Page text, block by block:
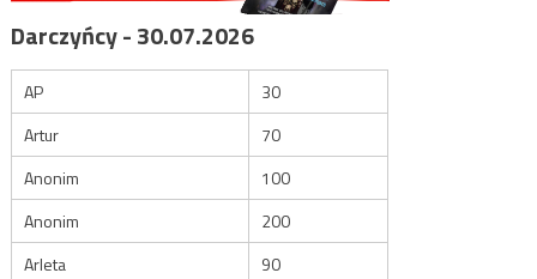
Darczyńcy - 30.07.2026
AP
30
Artur
70
Anonim
100
Anonim
200
Arleta
90